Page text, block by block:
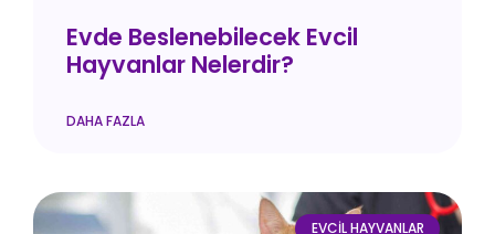
Evde Beslenebilecek Evcil
Hayvanlar Nelerdir?
DAHA FAZLA
EVCIL HAYVANLAR